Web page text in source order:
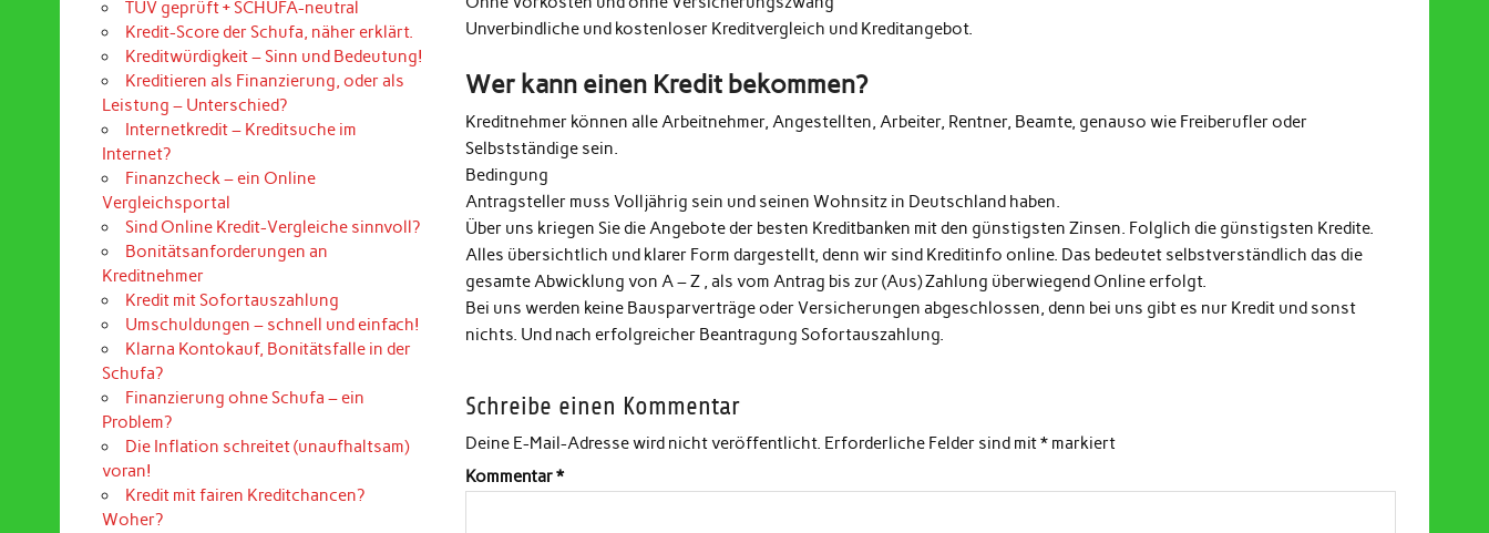
Unverbindliche und kostenloser Kreditvergleich und Kreditangebot.
Wer kann einen Kredit bekommen?
Kreditnehmer können alle Arbeitnehmer, Angestellten, Arbeiter, Rentner, Beamte, genauso wie Freiberufler oder
Selbstständige sein.
Bedingung
Antragsteller muss Volljährig sein und seinen Wohnsitz in Deutschland haben.
Über uns kriegen Sie die Angebote der besten Kreditbanken mit den günstigsten Zinsen. Folglich die günstigsten Kredite.
Alles übersichtlich und klarer Form dargestellt, denn wir sind Kreditinfo online. Das bedeutet selbstverständlich das die
gesamte Abwicklung von A – Z , als vom Antrag bis zur (Aus) Zahlung überwiegend Online erfolgt.
Bei uns werden keine Bausparverträge oder Versicherungen abgeschlossen, denn bei uns gibt es nur Kredit und sonst
nichts. Und nach erfolgreicher Beantragung Sofortauszahlung.
Schreibe einen Kommentar
Deine E-Mail-Adresse wird nicht veröffentlicht. Erforderliche Felder sind mit* markiert
Kommentar*
TÜV geprüft + SCHUFA-neutral
Kredit-Score der Schufa, näher erklärt.
Kreditwürdigkeit – Sinn und Bedeutung!
Kreditieren als Finanzierung, oder als
Leistung – Unterschied?
Internetkredit – Kreditsuche im
Internet?
Finanzcheck – ein Online
Vergleichsportal
Sind Online Kredit-Vergleiche sinnvoll?
Bonitätsanforderungen an
Kreditnehmer
Kredit mit Sofortauszahlung
Umschuldungen – schnell und einfach!
Klarna Kontokauf, Bonitätsfalle in der
Schufa?
Finanzierung ohne Schufa – ein
Problem?
Die Inflation schreitet (unaufhaltsam)
voran!
Kredit mit fairen Kreditchancen?
Woher?